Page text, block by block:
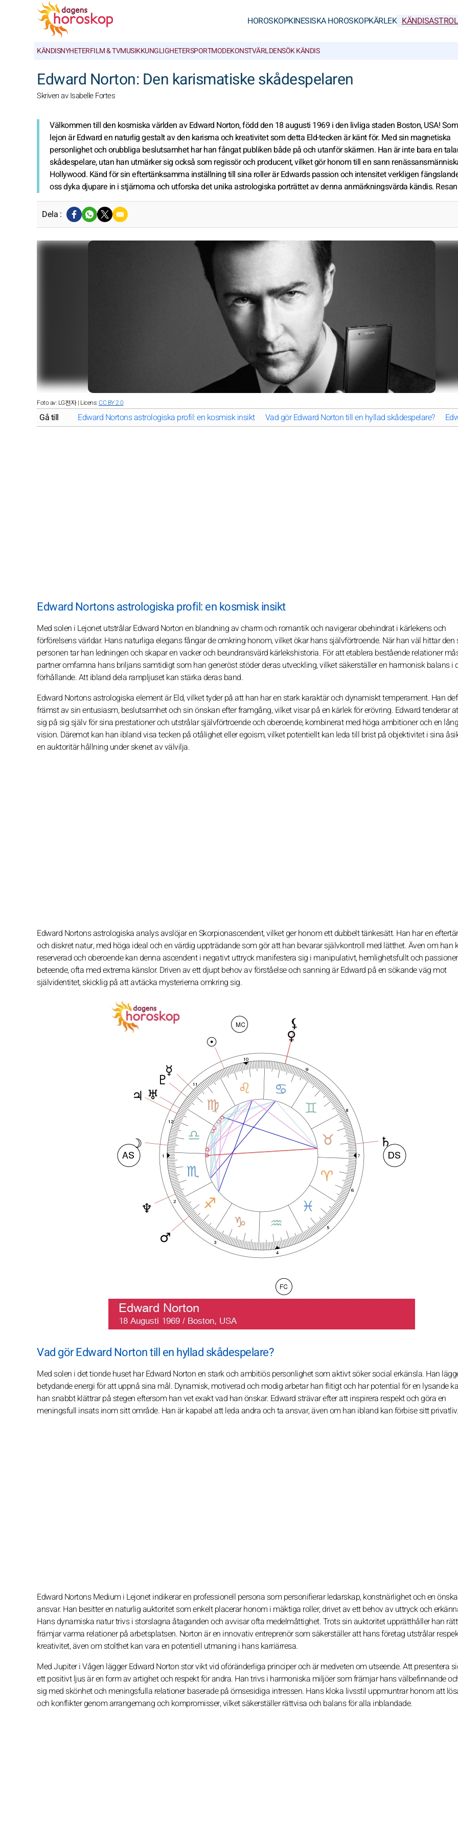
HOROSKOPKINESISKA HOROSKOPKÄRLEK
KÄNDISNYHETERFILM & TVMUSIKKUNGLIGHETERSPORTMODEKONSTVÄRLDENSÖK KÄNDIS
Edward Norton: Den karismatiske skådespelaren
Skriven av Isabelle Fortes
Välkommen till den kosmiska världen av Edward Norton, född den 18 augusti 1969 i den livliga staden Boston, USA!
lejon är Edward en naturlig gestalt av den karisma och kreativitet som detta Eld-tecken är känt för. Med sin magnetiska
personlighet och orubbliga beslutsamhet har han fångat publiken både på och utanför skärmen. Han är inte bara en
skådespelare, utan han utmärker sig också som regissör och producent, vilket gör honom till en sann
Hollywood. Känd för sin eftertänksamma inställning till sina roller är Edwards passion och intensitet verkligen
oss dyka djupare in i stjärnorna och utforska det unika astrologiska porträttet av denna anmärkningsvärda kändis.
Dela :
Foto av: LG전자 | Licens:CC BY 2.0
Gå till Edward Nortons astrologiska profil: en kosmisk insikt Vad gör Edward Norton till en hyllad skådespelare?
Edward Nortons astrologiska profil: en kosmisk insikt
Med solen i Lejonet utstrålar Edward Norton en blandning av charm och romantik och navigerar obehindrat i kärlekens och
förförelsens världar. Hans naturliga elegans fångar de omkring honom, vilket ökar hans självförtroende. När han väl hittar den
personen tar han ledningen och skapar en vacker och beundransvärd kärlekshistoria. För att etablera bestående relationer
partner omfamna hans briljans samtidigt som han generöst stöder deras utveckling, vilket säkerställer en harmonisk balans i
förhållande. Att ibland dela rampljuset kan stärka deras band.
Edward Nortons astrologiska element är Eld, vilket tyder på att han har en stark karaktär och dynamiskt temperament. Han
främst av sin entusiasm, beslutsamhet och sin önskan efter framgång, vilket visar på en kärlek för erövring. Edward tenderar
sig på sig själv för sina prestationer och utstrålar självförtroende och oberoende, kombinerat med höga ambitioner och en
vision. Däremot kan han ibland visa tecken på otålighet eller egoism, vilket potentiellt kan leda till brist på objektivitet i sina
en auktoritär hållning under skenet av välvilja.
Edward Nortons astrologiska analys avslöjar en Skorpionascendent, vilket ger honom ett dubbelt tänkesätt. Han har en
och diskret natur, med höga ideal och en värdig uppträdande som gör att han bevarar självkontroll med lätthet. Även om han
reserverad och oberoende kan denna ascendent i negativt uttryck manifestera sig i manipulativt, hemlighetsfullt och
beteende, ofta med extrema känslor. Driven av ett djupt behov av förståelse och sanning är Edward på en sökande väg mot
självidentitet, skicklig på att avtäcka mysterierna omkring sig.
Vad gör Edward Norton till en hyllad skådespelare?
Med solen i det tionde huset har Edward Norton en stark och ambitiös personlighet som aktivt söker social erkänsla. Han
betydande energi för att uppnå sina mål. Dynamisk, motiverad och modig arbetar han flitigt och har potential för en lysande
han snabbt klättrar på stegen eftersom han vet exakt vad han önskar. Edward strävar efter att inspirera respekt och göra en
meningsfull insats inom sitt område. Han är kapabel att leda andra och ta ansvar, även om han ibland kan förbise sitt privatliv.
Edward Nortons Medium i Lejonet indikerar en professionell persona som personifierar ledarskap, konstnärlighet och en
ansvar. Han besitter en naturlig auktoritet som enkelt placerar honom i mäktiga roller, drivet av ett behov av uttryck och
Hans dynamiska natur trivs i storslagna åtaganden och avvisar ofta medelmåttighet. Trots sin auktoritet upprätthåller han
främjar varma relationer på arbetsplatsen. Norton är en innovativ entreprenör som säkerställer att hans företag utstrålar
kreativitet, även om stolthet kan vara en potentiell utmaning i hans karriärresa.
Med Jupiter i Vågen lägger Edward Norton stor vikt vid oföränderliga principer och är medveten om utseende. Att presentera
ett positivt ljus är en form av artighet och respekt för andra. Han trivs i harmoniska miljöer som främjar hans välbefinnande
sig med skönhet och meningsfulla relationer baserade på ömsesidiga intressen. Hans kloka livsstil uppmuntrar honom att
och konflikter genom arrangemang och kompromisser, vilket säkerställer rättvisa och balans för alla inblandade.